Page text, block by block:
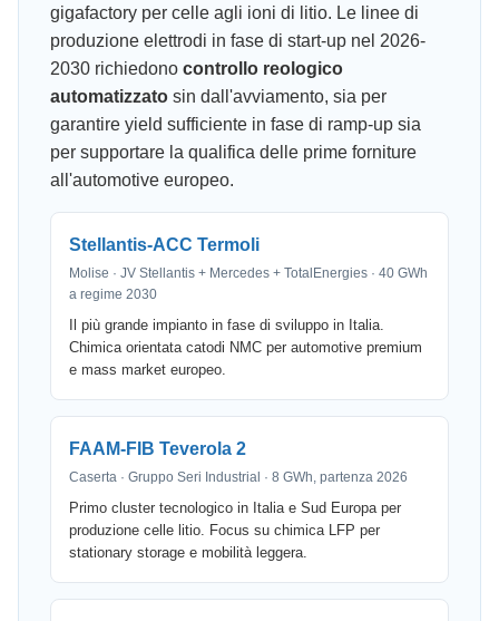
gigafactory per celle agli ioni di litio. Le linee di
produzione elettrodi in fase di start-up nel 2026-
2030 richiedono controllo reologico
automatizzato sin dall'avviamento, sia per
garantire yield sufficiente in fase di ramp-up sia
per supportare la qualifica delle prime forniture
all'automotive europeo.
Stellantis-ACC Termoli
Molise · JV Stellantis + Mercedes + TotalEnergies · 40 GWh
a regime 2030
Il più grande impianto in fase di sviluppo in Italia.
Chimica orientata catodi NMC per automotive premium
e mass market europeo.
FAAM-FIB Teverola 2
Caserta · Gruppo Seri Industrial · 8 GWh, partenza 2026
Primo cluster tecnologico in Italia e Sud Europa per
produzione celle litio. Focus su chimica LFP per
stationary storage e mobilità leggera.